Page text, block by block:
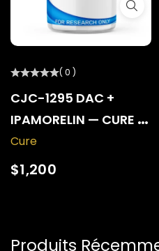
( 0 )
CJC-1295 DAC +
IPAMORELIN — CURE 6
MOIS
Cure
$1,200
Produits